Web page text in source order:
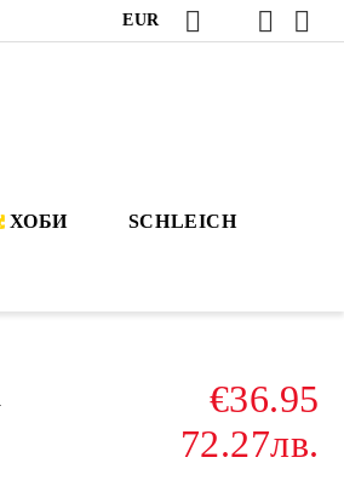
EUR
ХОБИ SCHLEICH
€36.95
72.27лв.